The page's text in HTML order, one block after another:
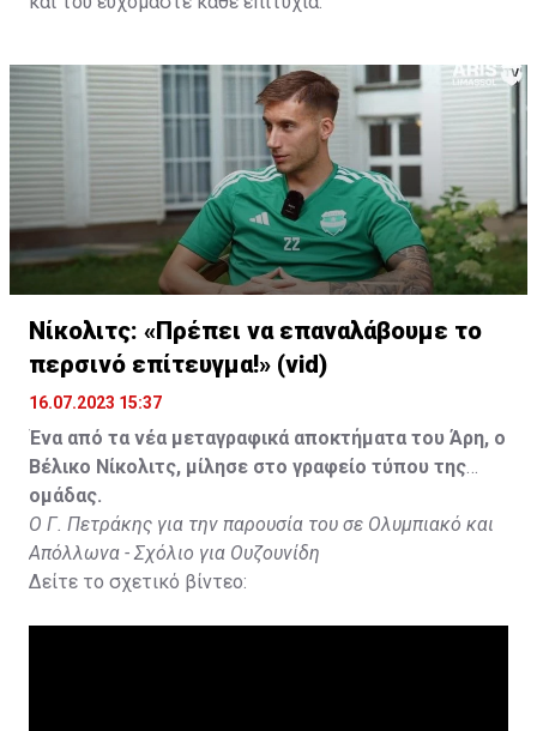
Νίκολιτς: «Πρέπει να επαναλάβουμε το
περσινό επίτευγμα!» (vid)
16.07.2023 15:37
Ένα από τα νέα μεταγραφικά αποκτήματα του Άρη, ο
Βέλικο Νίκολιτς, μίλησε στο γραφείο τύπου της
ομάδας.
Ο Γ. Πετράκης για την παρουσία του σε Ολυμπιακό και
Απόλλωνα - Σχόλιο για Ουζουνίδη
Δείτε το σχετικό βίντεο: